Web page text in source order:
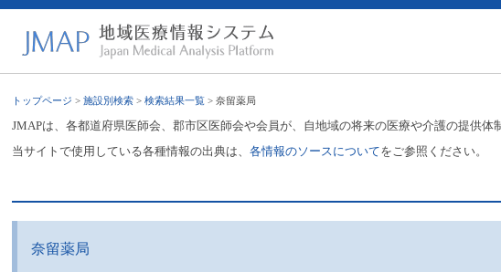
トップページ >施設別検索 >検索結果一覧 > 奈留薬局
JMAPは、各都道府県医師会、郡市区医師会や会員が、自地域の将来の医療や介護の提供
当サイトで使用している各種情報の出典は、各情報のソースについてをご参照ください。
奈留薬局